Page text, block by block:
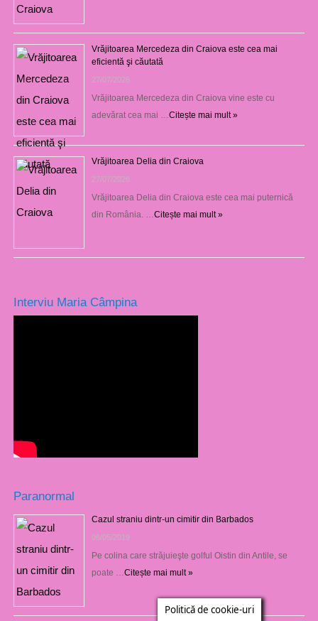
Vrăjitoarea Mercedeza din Craiova este cea mai
eficientă şi căutată
27/07/2026
Vrăjitoarea Mercedeza din Craiova vine este cu
adevărat cea mai … Citește mai mult »
Vrăjitoarea Delia din Craiova
27/07/2026
Vrăjitoarea Delia din Craiova este cea mai puternică
din România. … Citește mai mult »
Interviu Maria Câmpina
Paranormal
Cazul straniu dintr-un cimitir din Barbados
06/05/2019
Pe colina care străjuieşte golful Oistin din Antile, se
poate … Citește mai mult »
Politică de cookie-uri